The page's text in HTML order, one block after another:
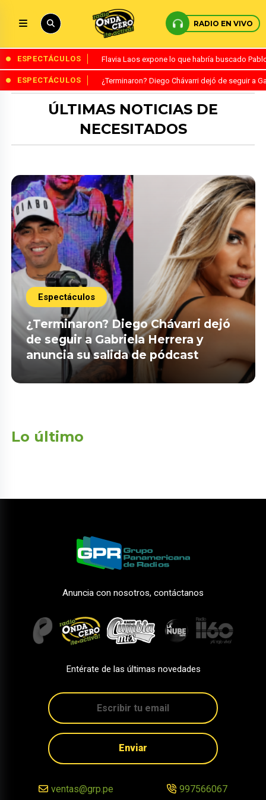
RADIO EN VIVO
ESPECTÁCULOS Flavia Laos expone lo que habría buscado
ESPECTÁCULOS ¿Terminaron? Diego Chávarri dejó de seguir a
ÚLTIMAS NOTICIAS DE
NECESITADOS
Espectáculos
¿Terminaron? Diego Chávarri dejó
de seguir a Gabriela Herrera y
anuncia su salida de pódcast
Lo último
Anuncia con nosotros, contáctanos
Entérate de las últimas novedades
Enviar
ventas@grp.pe 997566067